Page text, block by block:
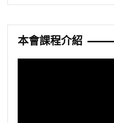
本會課程介紹